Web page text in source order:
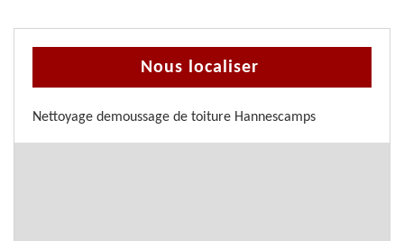
Nous localiser
Nettoyage demoussage de toiture Hannescamps